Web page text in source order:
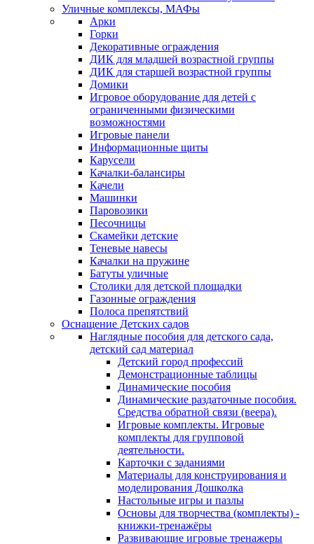
Уличные комплексы, МАФы
Арки
Горки
Декоративные ограждения
ДИК для младшей возрастной группы
ДИК для старшей возрастной группы
Домики
Игровое оборудование для детей с
ограниченными физическими
возможностями
Игровые панели
Информационные щиты
Карусели
Качалки-балансиры
Качели
Машинки
Паровозики
Песочницы
Скамейки детские
Теневые навесы
Качалки на пружине
Батуты уличные
Столики для детской площадки
Газонные ограждения
Полоса препятствий
Оснащение Детских садов
Наглядные пособия для детского сада,
детский сад материал
Детский город профессий
Демонстрационные таблицы
Динамические пособия
Динамические раздаточные пособия.
Средства обратной связи (веера).
Игровые комплекты. Игровые
комплекты для групповой
деятельности.
Карточки с заданиями
Материалы для конструирования и
моделирования Дошколка
Настольные игры и пазлы
Основы для творчества (комплекты) -
книжки-тренажёры
Развивающие игровые тренажеры